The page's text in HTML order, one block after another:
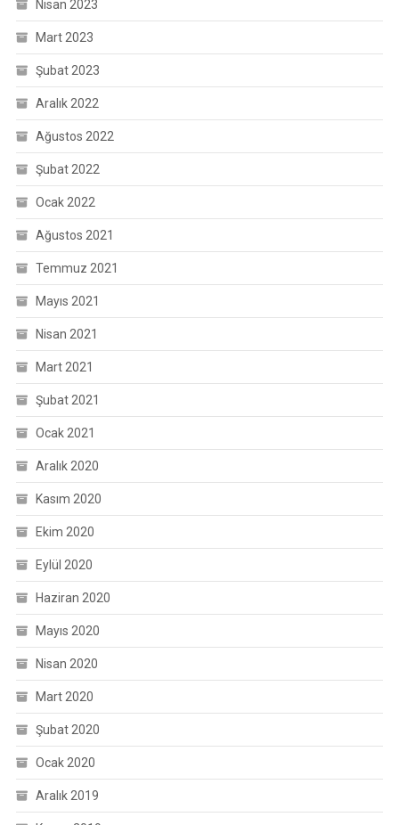
Nisan 2023
Mart 2023
Şubat 2023
Aralık 2022
Ağustos 2022
Şubat 2022
Ocak 2022
Ağustos 2021
Temmuz 2021
Mayıs 2021
Nisan 2021
Mart 2021
Şubat 2021
Ocak 2021
Aralık 2020
Kasım 2020
Ekim 2020
Eylül 2020
Haziran 2020
Mayıs 2020
Nisan 2020
Mart 2020
Şubat 2020
Ocak 2020
Aralık 2019